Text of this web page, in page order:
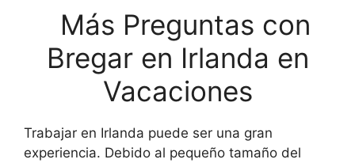
Más Preguntas con
Bregar en Irlanda en
Vacaciones
Trabajar en Irlanda puede ser una gran
experiencia. Debido al pequeño tamaño del